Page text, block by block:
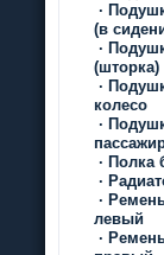
·
(в
·
(шторка)
·
колесо
·
· Полка
·
·
левый
·